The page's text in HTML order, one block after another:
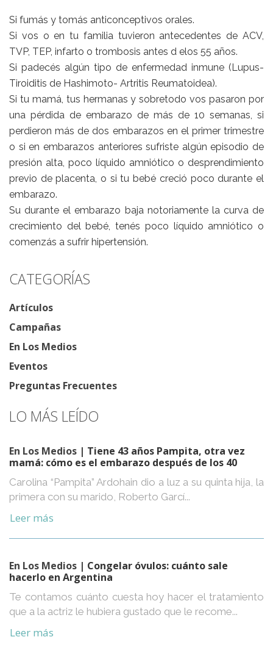
Si fumás y tomás anticonceptivos orales.
Si vos o en tu familia tuvieron antecedentes de ACV,
TVP, TEP, infarto o trombosis antes d elos 55 años.
Si padecés algún tipo de enfermedad inmune (Lupus-
Tiroiditis de Hashimoto- Artritis Reumatoidea).
Si tu mamá, tus hermanas y sobretodo vos pasaron por
una pérdida de embarazo de más de 10 semanas, si
perdieron más de dos embarazos en el primer trimestre
o si en embarazos anteriores sufriste algún episodio de
presión alta, poco líquido amniótico o desprendimiento
previo de placenta, o si tu bebé creció poco durante el
embarazo.
Su durante el embarazo baja notoriamente la curva de
crecimiento del bebé, tenés poco líquido amniótico o
comenzás a sufrir hipertensión.
CATEGORÍAS
Artículos
Campañas
En Los Medios
Eventos
Preguntas Frecuentes
LO MÁS LEÍDO
En Los Medios | Tiene 43 años Pampita, otra vez
mamá: cómo es el embarazo después de los 40
Carolina “Pampita” Ardohain dio a luz a su quinta hija, la
primera con su marido, Roberto Garcí...
Leer más
En Los Medios | Congelar óvulos: cuánto sale
hacerlo en Argentina
Te contamos cuánto cuesta hoy hacer el tratamiento
que a la actriz le hubiera gustado que le recome...
Leer más